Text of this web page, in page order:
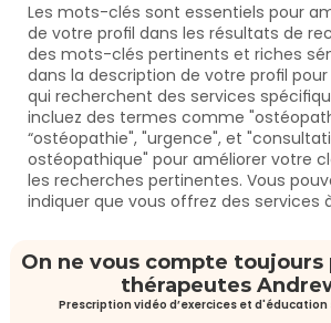
Les mots-clés sont essentiels pour
de votre profil dans les résultats de
des mots-clés pertinents et riches
dans la description de votre profil
qui recherchent des services
incluez des termes comme
“ostéopathie", "urgence", et
ostéopathique" pour améliorer votre
les recherches pertinentes. Vous
indiquer que vous offrez des services
On ne vous compte toujours
thérapeutes
Prescription vidéo d’exercices et